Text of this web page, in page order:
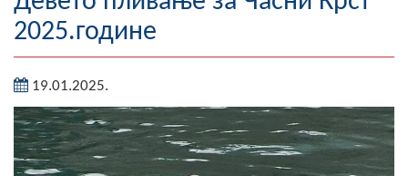
Географија
Насељена мјеста
Занимљивости
Фотогалерија
2025.године
19.01.2025.